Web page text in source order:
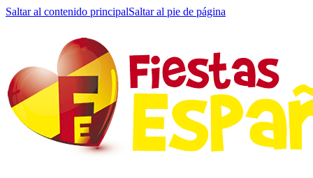
Saltar al contenido principalSaltar al pie de página